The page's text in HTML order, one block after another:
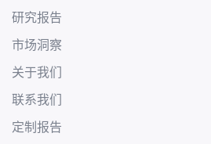
研究报告
市场洞察
关于我们
联系我们
定制报告